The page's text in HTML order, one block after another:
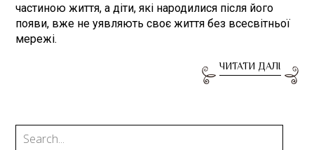
частиною життя, а діти, які народилися після його
появи, вже не уявляють своє життя без всесвітньої
мережі.
ЧИТАТИ ДАЛІ